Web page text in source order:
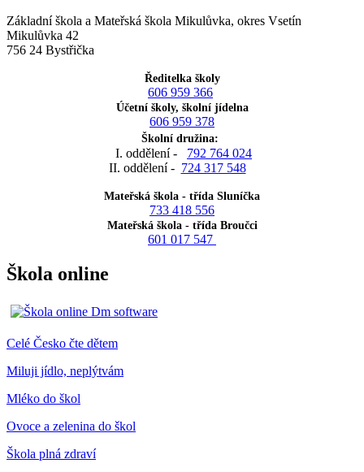
Základní škola a Mateřská škola Mikulůvka, okres Vsetín
Mikulůvka 42
756 24 Bystřička
Ředitelka školy
606 959 366
Účetní školy, školní jídelna
606 959 378
Školní družina:
I. oddělení - 792 764 024
II. oddělení - 724 317 548
Mateřská škola - třída Sluníčka
733 418 556
Mateřská škola - třída Broučci
601 017 547
Škola online
Celé Česko čte dětem
Miluji jídlo, neplýtvám
Mléko do škol
Ovoce a zelenina do škol
Škola plná zdraví